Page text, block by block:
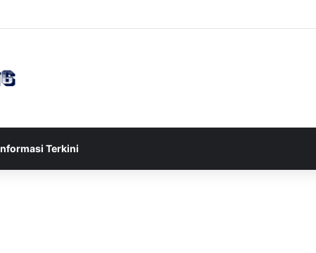
U-17 Tereliminasi, Berikut 4 Tim Lolos ke Semifinal Piala AFF U-17 2026
Terkini